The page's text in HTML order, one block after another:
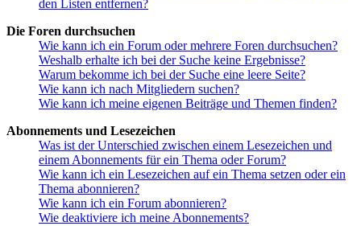
den Listen entfernen?
Die Foren durchsuchen
Wie kann ich ein Forum oder mehrere Foren durchsuchen?
Weshalb erhalte ich bei der Suche keine Ergebnisse?
Warum bekomme ich bei der Suche eine leere Seite?
Wie kann ich nach Mitgliedern suchen?
Wie kann ich meine eigenen Beiträge und Themen finden?
Abonnements und Lesezeichen
Was ist der Unterschied zwischen einem Lesezeichen und
einem Abonnements für ein Thema oder Forum?
Wie kann ich ein Lesezeichen auf ein Thema setzen oder ein
Thema abonnieren?
Wie kann ich ein Forum abonnieren?
Wie deaktiviere ich meine Abonnements?